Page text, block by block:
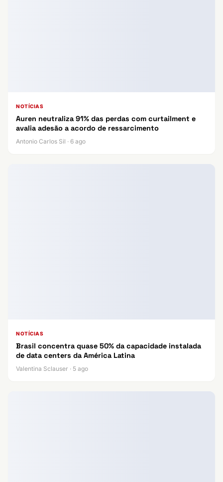
NOTÍCIAS
Auren neutraliza 91% das perdas com curtailment e
avalia adesão a acordo de ressarcimento
Antonio Carlos Sil · 6 ago
NOTÍCIAS
Brasil concentra quase 50% da capacidade instalada
de data centers da América Latina
Valentina Sclauser · 5 ago